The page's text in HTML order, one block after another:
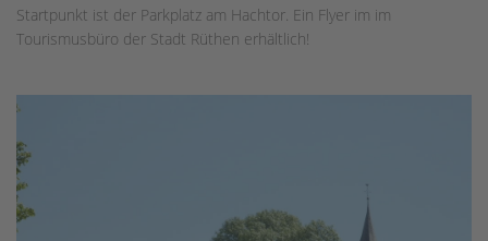
Startpunkt ist der Parkplatz am Hachtor. Ein Flyer im im
Tourismusbüro der Stadt Rüthen erhältlich!